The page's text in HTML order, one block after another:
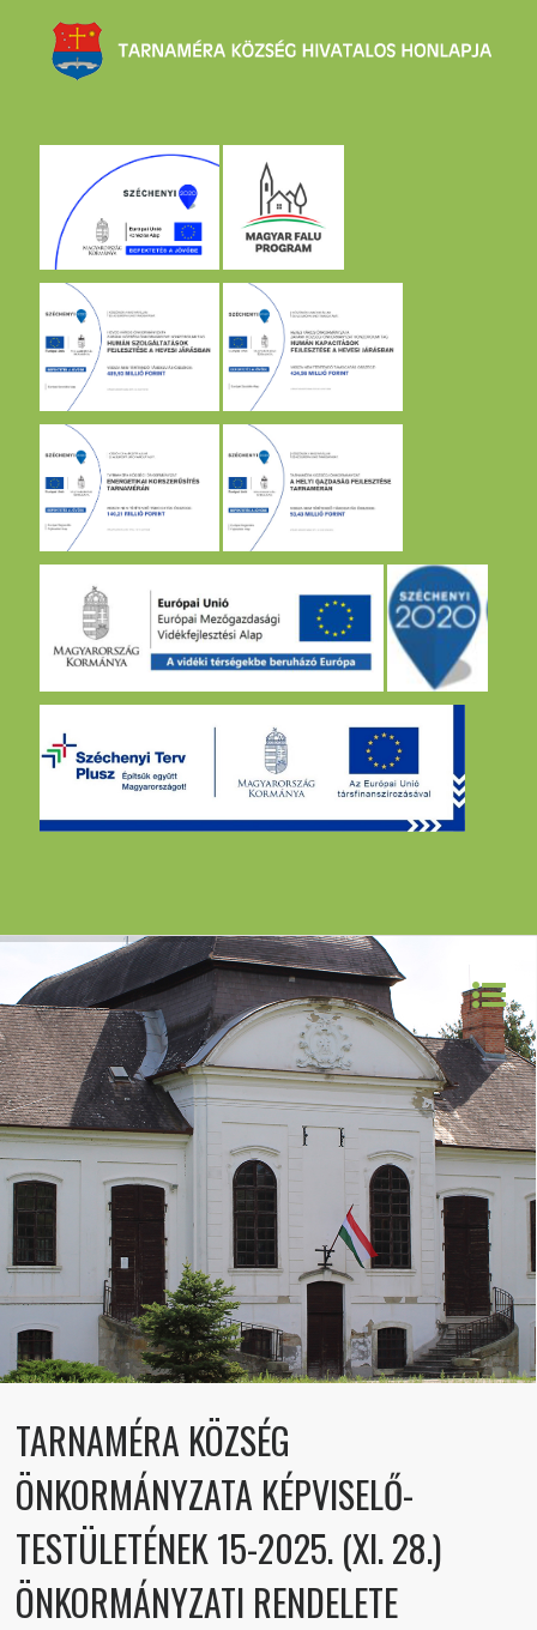
TARNAMÉRA KÖZSÉG
ÖNKORMÁNYZATA KÉPVISELŐ-
TESTÜLETÉNEK 15-2025. (XI. 28.)
ÖNKORMÁNYZATI RENDELETE